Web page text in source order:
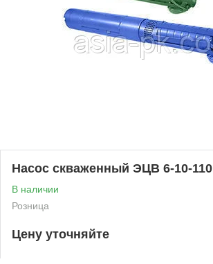
Насос скваженный ЭЦВ 6-10-110
В наличии
Розница
Цену уточняйте